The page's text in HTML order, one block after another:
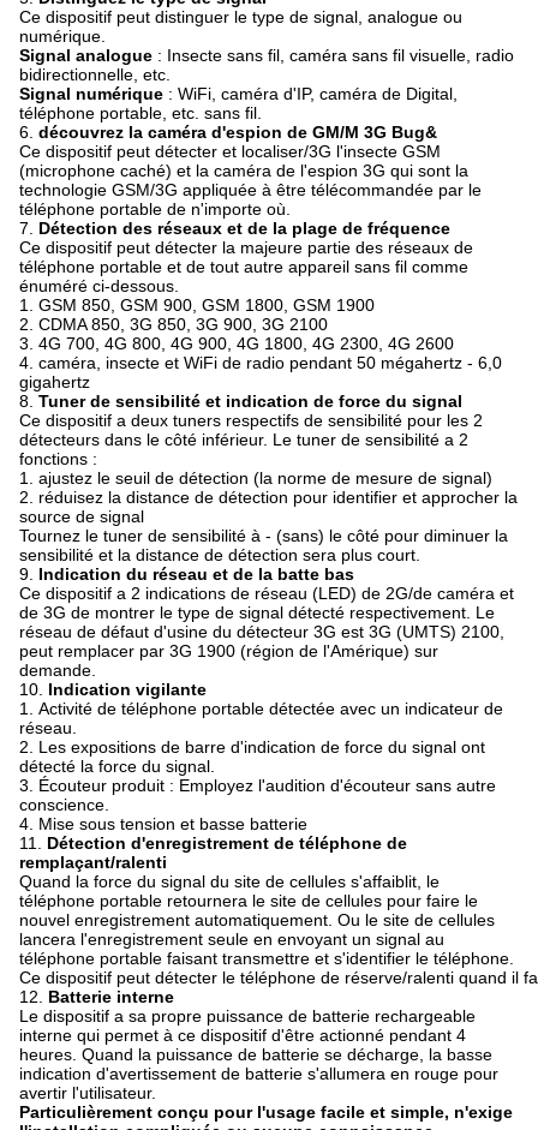
Ce dispositif peut distinguer le type de signal, analogue ou
numérique.
Signal analogue : Insecte sans fil, caméra sans fil visuelle, radio
bidirectionnelle, etc.
Signal numérique : WiFi, caméra d'IP, caméra de Digital,
téléphone portable, etc. sans fil.
6. découvrez la caméra d'espion de GM/M 3G Bug&
Ce dispositif peut détecter et localiser/3G l'insecte GSM
(microphone caché) et la caméra de l'espion 3G qui sont la
technologie GSM/3G appliquée à être télécommandée par le
téléphone portable de n'importe où.
7. Détection des réseaux et de la plage de fréquence
Ce dispositif peut détecter la majeure partie des réseaux de
téléphone portable et de tout autre appareil sans fil comme
énuméré ci-dessous.
1.
GSM 850, GSM 900, GSM 1800, GSM 1900
2. CDMA 850, 3G 850, 3G 900, 3G 2100
3. 4G 700, 4G 800, 4G 900, 4G 1800, 4G 2300, 4G 2600
4. caméra, insecte et WiFi de radio pendant 50 mégahertz - 6,0
gigahertz
8. Tuner de sensibilité et indication de force du signal
Ce dispositif a deux tuners respectifs de sensibilité pour les 2
détecteurs dans le côté inférieur. Le tuner de sensibilité a 2
fonctions :
1.
ajustez le seuil de détection (la norme de mesure de signal)
2. réduisez la distance de détection pour identifier et approcher la
source de signal
Tournez le tuner de sensibilité à - (sans) le côté pour diminuer la
sensibilité et la distance de détection sera plus court.
9. Indication du réseau et de la batte bas
Ce dispositif a 2 indications de réseau (LED) de 2G/de caméra et
de 3G de montrer le type de signal détecté respectivement. Le
réseau de défaut d'usine du détecteur 3G est 3G (UMTS) 2100,
peut remplacer par 3G 1900 (région de l'Amérique) sur
demande.
10. Indication vigilante
1. Activité de téléphone portable détectée avec un indicateur de
réseau.
2. Les expositions de barre d'indication de force du signal ont
détecté la force du signal.
3. Écouteur produit : Employez l'audition d'écouteur sans autre
conscience.
4. Mise sous tension et basse batterie
11. Détection d'enregistrement de téléphone de
remplaçant/ralenti
Quand la force du signal du site de cellules s'affaiblit, le
téléphone portable retournera le site de cellules pour faire le
nouvel enregistrement automatiquement. Ou le site de cellules
lancera l'enregistrement seule en envoyant un signal au
téléphone portable faisant transmettre et s'identifier le téléphone.
Ce dispositif peut détecter le téléphone de réserve/ralenti quand il
12. Batterie interne
Le dispositif a sa propre puissance de batterie rechargeable
interne qui permet à ce dispositif d'être actionné pendant 4
heures. Quand la puissance de batterie se décharge, la basse
indication d'avertissement de batterie s'allumera en rouge pour
avertir l'utilisateur.
Particulièrement conçu pour l'usage facile et simple, n'exige